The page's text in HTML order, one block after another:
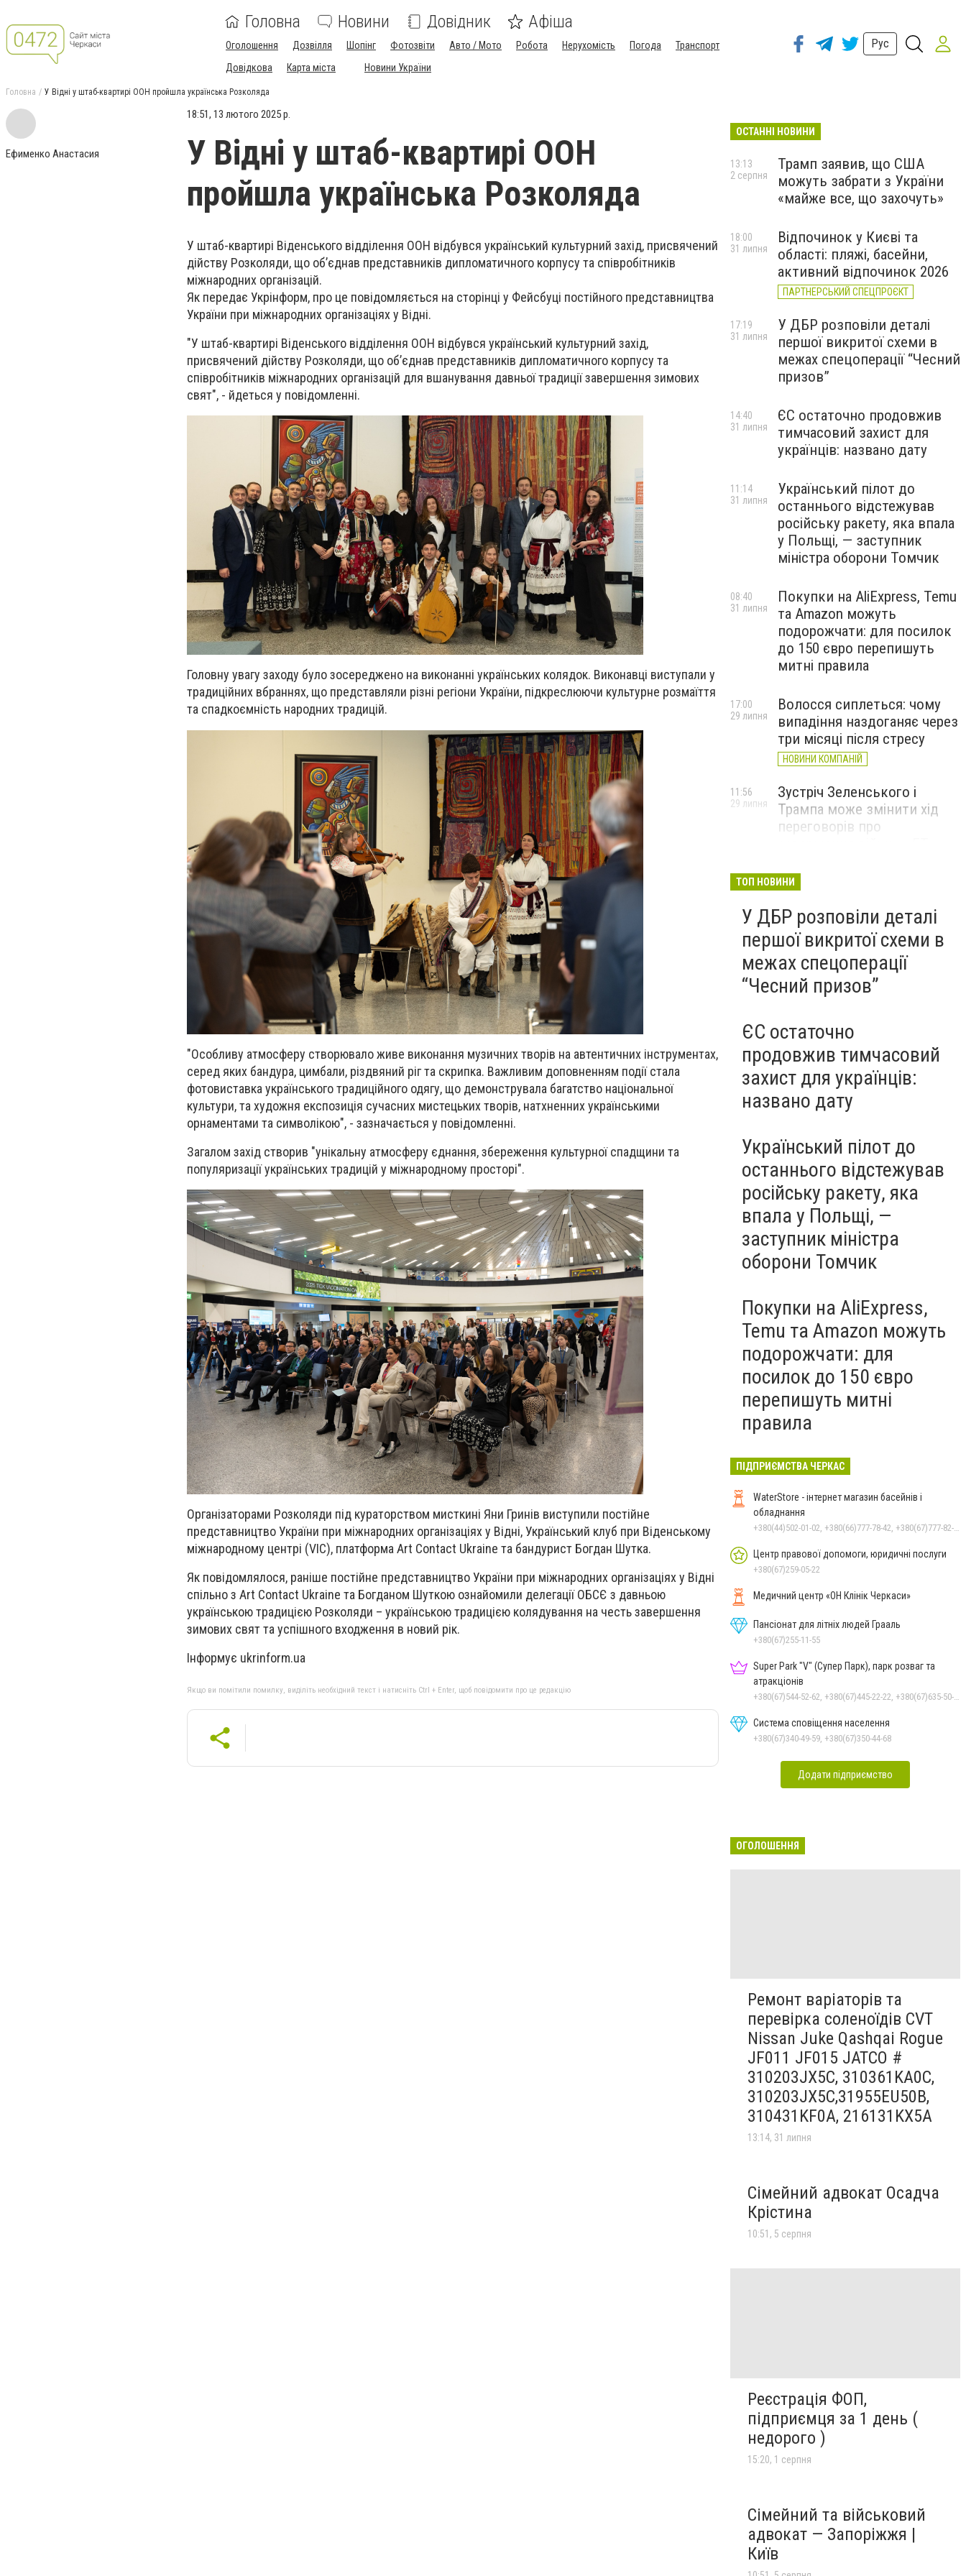
Головна Новини Довідник Афіша
Оголошення Дозвілля Шопінг Фотозвіти Авто / Мото Робота Нерухомість Погода
Транспорт
Довідкова
Карта міста Новини України
Рус
Головна У Відні у штаб-квартирі ООН пройшла українська Розколяда
Ефименко Анастасия
18:51, 13 лютого 2025 р.
У Відні у штаб-квартирі ООН
пройшла українська Розколяда
У штаб-квартирі Віденського відділення ООН відбувся український культурний захід, присвячений
дійству Розколяди, що об’єднав представників дипломатичного корпусу та співробітників
міжнародних організацій.
Як передає Укрінформ, про це повідомляється на сторінці у Фейсбуці постійного представництва
України при міжнародних організаціях у Відні.
"У штаб-квартирі Віденського відділення ООН відбувся український культурний захід,
присвячений дійству Розколяди, що об’єднав представників дипломатичного корпусу та
співробітників міжнародних організацій для вшанування давньої традиції завершення зимових
свят", - йдеться у повідомленні.
Головну увагу заходу було зосереджено на виконанні українських колядок. Виконавці виступали у
традиційних вбраннях, що представляли різні регіони України, підкреслюючи культурне розмаїття
та спадкоємність народних традицій.
"Особливу атмосферу створювало живе виконання музичних творів на автентичних інструментах,
серед яких бандура, цимбали, різдвяний ріг та скрипка. Важливим доповненням події стала
фотовиставка українського традиційного одягу, що демонструвала багатство національної
культури, та художня експозиція сучасних мистецьких творів, натхненних українськими
орнаментами та символікою", - зазначається у повідомленні.
Загалом захід створив "унікальну атмосферу єднання, збереження культурної спадщини та
популяризації українських традицій у міжнародному просторі".
Організаторами Розколяди під кураторством мисткині Яни Гринів виступили постійне
представництво України при міжнародних організаціях у Відні, Український клуб при Віденському
міжнародному центрі (VIC), платформа Art Contact Ukraine та бандурист Богдан Шутка.
Як повідомлялося, раніше постійне представництво України при міжнародних організаціях у Відні
спільно з Art Contact Ukraine та Богданом Шуткою ознайомили делегації ОБСЄ з давньою
українською традицією Розколяди – українською традицією колядування на честь завершення
зимових свят та успішного входження в новий рік.
Інформує ukrinform.ua
Якщо ви помітили помилку, виділіть необхідний текст і натисніть Ctrl + Enter, щоб повідомити про це редакцію
ОСТАННІ НОВИНИ
Трамп заявив, що США
можуть забрати з України
«майже все, що захочуть»
13:13
2 серпня
Відпочинок у Києві та
області: пляжі, басейни,
активний відпочинок 2026
ПАРТНЕРСЬКИЙ СПЕЦПРОЄКТ
18:00
31 липня
У ДБР розповіли деталі
першої викритої схеми в
межах спецоперації “Чесний
призов”
17:19
31 липня
ЄС остаточно продовжив
тимчасовий захист для
українців: названо дату
14:40
31 липня
Український пілот до
останнього відстежував
російську ракету, яка впала
у Польщі, — заступник
міністра оборони Томчик
11:14
31 липня
Покупки на AliExpress, Temu
та Amazon можуть
подорожчати: для посилок
до 150 євро перепишуть
митні правила
08:40
31 липня
Волосся сиплеться: чому
випадіння наздоганяє через
три місяці після стресу
НОВИНИ КОМПАНІЙ
17:00
29 липня
Зустріч Зеленського і
Трампа може змінити хід
переговорів про
11:56
29 липня
ТОП НОВИНИ
У ДБР розповіли деталі
першої викритої схеми в
межах спецоперації
“Чесний призов”
ЄС остаточно
продовжив тимчасовий
захист для українців:
названо дату
Український пілот до
останнього відстежував
російську ракету, яка
впала у Польщі, —
заступник міністра
оборони Томчик
Покупки на AliExpress,
Temu та Amazon можуть
подорожчати: для
посилок до 150 євро
перепишуть митні
правила
ПІДПРИЄМСТВА ЧЕРКАС
WaterStore - інтернет магазин басейнів і
обладнання
+380(44)502-01-02, +380(66)777-78-42, +380(67)777-82-19, +380(67)890-80-80, +380(73)890-80-80, +380(44)502-01-03
Центр правової допомоги, юридичні послуги
+380(67)259-05-22
Медичний центр «ОН Клінік Черкаси»
Пансіонат для літніх людей Грааль
+380(67)255-11-55
Super Park "V" (Супер Парк), парк розваг та
атракціонів
+380(67)544-52-62, +380(67)445-22-22, +380(67)635-50-50
Система сповіщення населення
+380(67)340-49-59, +380(67)350-44-68
Додати підприємство
ОГОЛОШЕННЯ
Ремонт варіаторів та
перевірка соленоїдів CVT
Nissan Juke Qashqai Rogue
JF011 JF015 JATCO #
310203JX5C, 310361KA0C,
310203JX5C,31955EU50B,
310431KF0A, 216131KX5A
13:14, 31 липня
Сімейний адвокат Осадча
Крістина
10:51, 5 серпня
Реєстрація ФОП,
підприємця за 1 день (
недорого )
15:20, 1 серпня
Сімейний та військовий
адвокат — Запоріжжя |
Київ